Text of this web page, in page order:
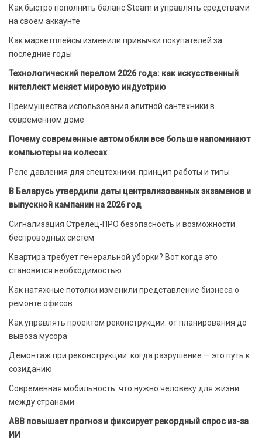
Как быстро пополнить баланс Steam и управлять средствами
на своём аккаунте
Как маркетплейсы изменили привычки покупателей за
последние годы
Технологический перелом 2026 года: как искусственный
интеллект меняет мировую индустрию
Преимущества использования элитной сантехники в
современном доме
Почему современные автомобили все больше напоминают
компьютеры на колесах
Реле давления для спецтехники: принцип работы и типы
В Беларусь утвердили даты централизованных экзаменов и
выпускной кампании на 2026 год
Сигнализация Стрелец-ПРО безопасность и возможности
беспроводных систем
Квартира требует генеральной уборки? Вот когда это
становится необходимостью
Как натяжные потолки изменили представление бизнеса о
ремонте офисов
Как управлять проектом реконструкции: от планирования до
вывоза мусора
Демонтаж при реконструкции: когда разрушение — это путь к
созиданию
Современная мобильность: что нужно человеку для жизни
между странами
ABB повышает прогноз и фиксирует рекордный спрос из-за
ИИ